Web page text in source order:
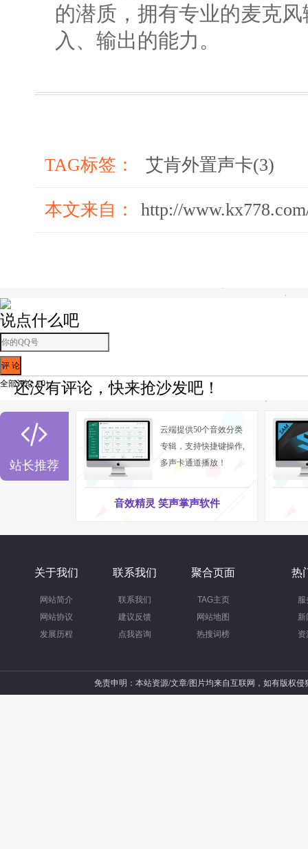
的潜质，拥有专业的麦克
入、输出的能力。
TAG标签： 艾肯外置声卡(3)
本文来自： http://
说点什么吧
全部评论（0）
还没有评论，快来抢沙发吧！

站长推荐
云端提供50个音效分类
专辑，支持快捷键操作,
多声卡通道播放！
音效精灵 笑声掌声软件
关于我们
网站简介
网站协议
发展历程
联系我们
联系我们
建议反馈
点我咨询
聚合页面
TAG主页
网站地图
热搜词榜
热
服
新
资
免责申明：本站资源/文章/图片均来自互联网，如有版权